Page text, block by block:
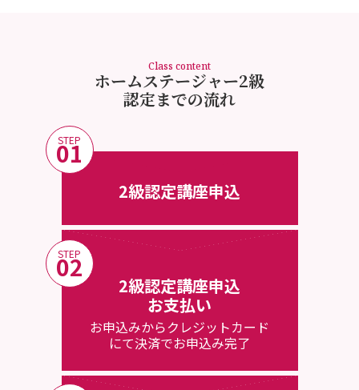
Class content
ホームステージャー2級
認定までの流れ
STEP
01
STEP
02
2級認定講座申込
2級認定講座申込
お支払い
お申込みからクレジットカード
にて決済でお申込み完了